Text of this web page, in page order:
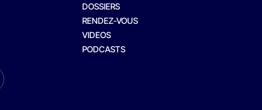
DOSSIERS
RENDEZ-VOUS
VIDEOS
PODCASTS